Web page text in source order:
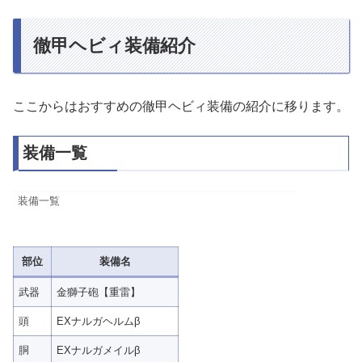
徹甲ヘビィ装備紹介
ここからはおすすめの徹甲ヘビィ装備の紹介に移ります。
装備一覧
装備一覧
部位 装備名
武器 金獅子砲【重雷】
頭 EXナルガヘルムβ
胴 EXナルガメイルβ